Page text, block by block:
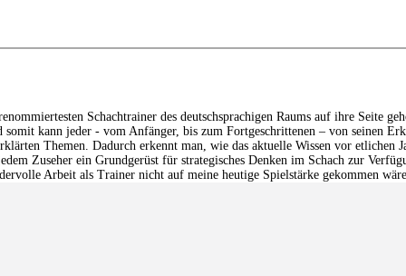
Schachtrainer des deutschsprachigen Raums auf ihre Seite
kann jeder - vom Anfänger, bis zum Fortgeschrittenen – von seinen
Themen. Dadurch erkennt man, wie das aktuelle Wissen vor etlichen
Zuseher ein Grundgerüst für strategisches Denken im Schach zur
Arbeit als Trainer nicht auf meine heutige Spielstärke gekommen